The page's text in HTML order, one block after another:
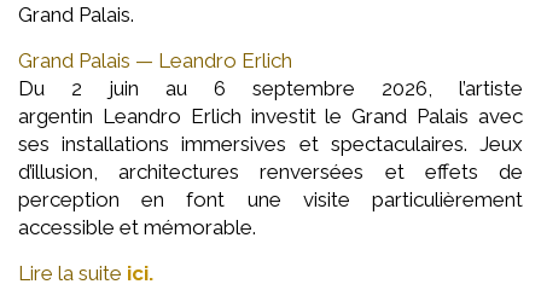
Grand Palais.
Grand Palais — Leandro Erlich
Du 2 juin au 6 septembre 2026, l’artiste
argentin Leandro Erlich investit le Grand Palais avec
ses installations immersives et spectaculaires. Jeux
d’illusion, architectures renversées et effets de
perception en font une visite particulièrement
accessible et mémorable.
Lire la suite ici.